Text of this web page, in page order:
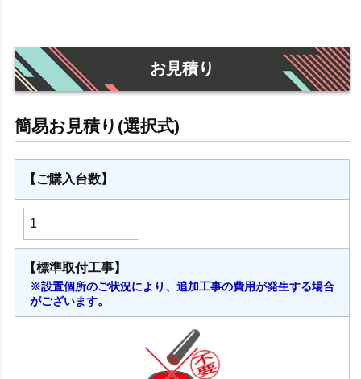
お見積り
【ご購入台数】
【標準取付工事】
※設置個所のご状況により、追加工事の費用が発生する場合
がございます。